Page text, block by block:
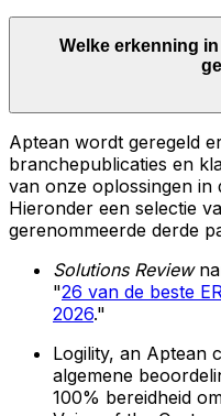
Welke erkenning
Aptean wordt geregeld
branchepublicaties en
van onze oplossingen in
Hieronder een selectie
gerenommeerde derde
Solutions Review
"26 van de beste
2026."
Logility, an Aptean
algemene
100% bereidheid